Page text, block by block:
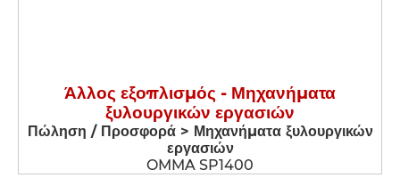
Άλλος εξοπλισμός - Μηχανήματα
ξυλουργικών εργασιών
Πώληση / Προσφορά > Μηχανήματα ξυλουργικών
εργασιών
OMMA SP1400